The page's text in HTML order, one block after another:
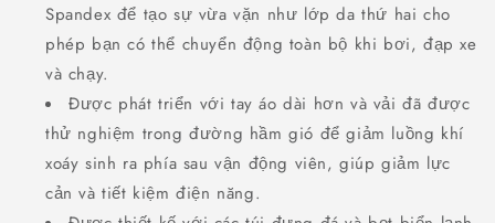
Spandex để tạo sự vừa vặn như lớp da thứ hai cho
phép bạn có thể chuyển động toàn bộ khi bơi, đạp xe
và chạy.
Được phát triển với tay áo dài hơn và vải đã được
thử nghiệm trong đường hầm gió để giảm luồng khí
xoáy sinh ra phía sau vận động viên, giúp giảm lực
cản và tiết kiệm điện năng.